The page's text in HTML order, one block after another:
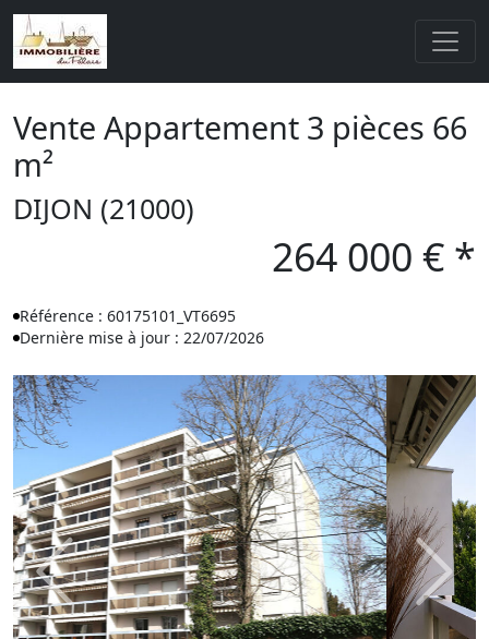
Vente Appartement 3 pièces 66
m²
DIJON (21000)
264 000 € *
Référence : 60175101_VT6695
Dernière mise à jour : 22/07/2026
Previous Next